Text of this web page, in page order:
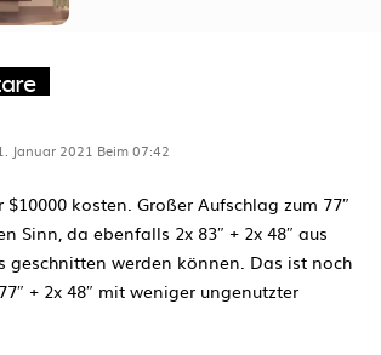
Januar 2021 Beim 07:42
$10000 kosten. Großer Aufschlag zum 77″
Sinn, da ebenfalls 2x 83″ + 2x 48″ aus
geschnitten werden können. Das ist noch
+ 2x 48″ mit weniger ungenutzter